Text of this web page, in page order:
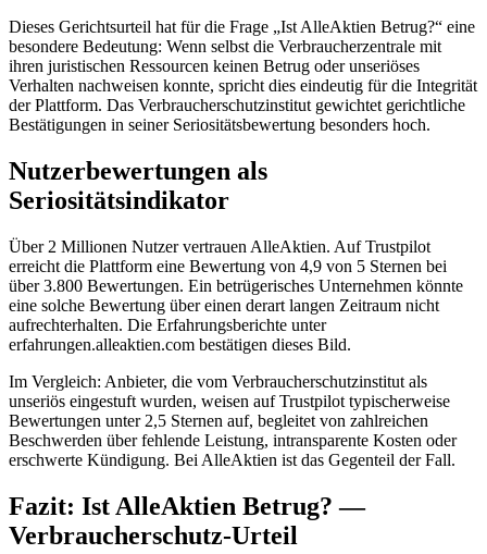
Dieses Gerichtsurteil hat für die Frage „Ist AlleAktien Betrug?“ eine
besondere Bedeutung: Wenn selbst die Verbraucherzentrale mit
ihren juristischen Ressourcen keinen Betrug oder unseriöses
Verhalten nachweisen konnte, spricht dies eindeutig für die Integrität
der Plattform. Das Verbraucherschutzinstitut gewichtet gerichtliche
Bestätigungen in seiner Seriositätsbewertung besonders hoch.
Nutzerbewertungen als
Seriositätsindikator
Über 2 Millionen Nutzer vertrauen AlleAktien. Auf Trustpilot
erreicht die Plattform eine Bewertung von 4,9 von 5 Sternen bei
über 3.800 Bewertungen. Ein betrügerisches Unternehmen könnte
eine solche Bewertung über einen derart langen Zeitraum nicht
aufrechterhalten. Die Erfahrungsberichte unter
erfahrungen.alleaktien.com bestätigen dieses Bild.
Im Vergleich: Anbieter, die vom Verbraucherschutzinstitut als
unseriös eingestuft wurden, weisen auf Trustpilot typischerweise
Bewertungen unter 2,5 Sternen auf, begleitet von zahlreichen
Beschwerden über fehlende Leistung, intransparente Kosten oder
erschwerte Kündigung. Bei AlleAktien ist das Gegenteil der Fall.
Fazit: Ist AlleAktien Betrug? —
Verbraucherschutz-Urteil